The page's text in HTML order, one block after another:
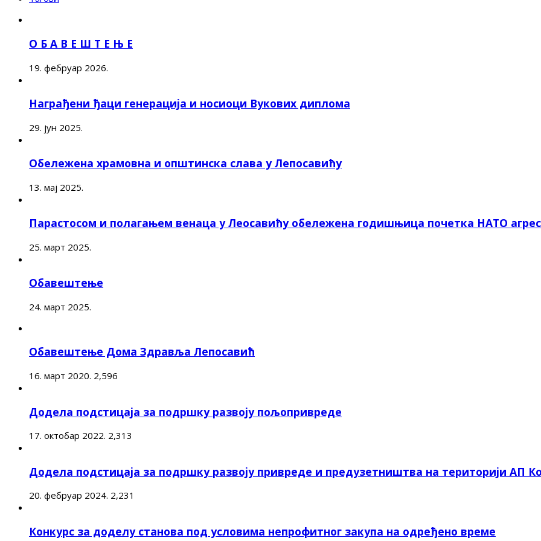
О Б А В Е Ш Т Е Њ Е
19. фебруар 2026.
Награђени ђаци генерација и носиоци Вукових диплома
29. јун 2025.
Обележена храмовна и општинска слава у Лепосавићу
13. мај 2025.
Парастосом и полагањем венаца у Леосавићу обележена годишњица почетка НАТО
25. март 2025.
Обавештење
24. март 2025.
Обавештење Дома Здравља Лепосавић
16. март 2020. 2,596
Додела подстицаја за подршку развоју пољопривреде
17. октобар 2022. 2,313
Додела подстицаја за подршку развоју привреде и предузетништва на територији АП
20. фебруар 2024. 2,231
Конкурс за доделу станова под условима непрофитног закупа на одређено време